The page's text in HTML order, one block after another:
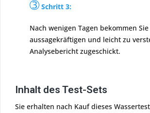
➂ Schritt 3:
Nach wenigen Tagen bekommen
aussagekräftigen und leicht zu
Analysebericht zugeschickt.
Inhalt des Test-Sets
Sie erhalten nach Kauf dieses